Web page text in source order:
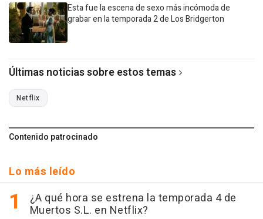
Esta fue la escena de sexo más incómoda de
grabar en la temporada 2 de Los Bridgerton
Últimas noticias sobre estos temas
Netflix
Contenido patrocinado
Lo más leído
¿A qué hora se estrena la temporada 4 de
Muertos S.L. en Netflix?